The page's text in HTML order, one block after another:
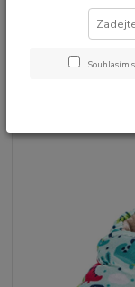
BOTIČKY
Bavlněné
(6-12m)Souhlasím